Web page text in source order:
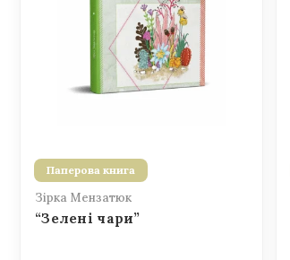
Паперова книга
Зірка Мензатюк
“Зелені чари”